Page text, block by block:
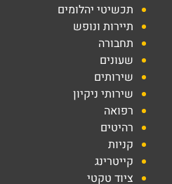
תכשיטי יהלומים
תיירות ונופש
תחבורה
שעונים
שירותים
שירותי ניקיון
רפואה
רהיטים
קניות
קייטרינג
ציוד טקטי